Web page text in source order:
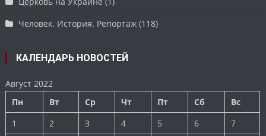
Человек. История. Репортаж (118)
КАЛЕНДАРЬ НОВОСТЕЙ
Август 2022
Пн
Вт Ср Чт Пт Сб
Вс
1
2 3 4 5 6 7